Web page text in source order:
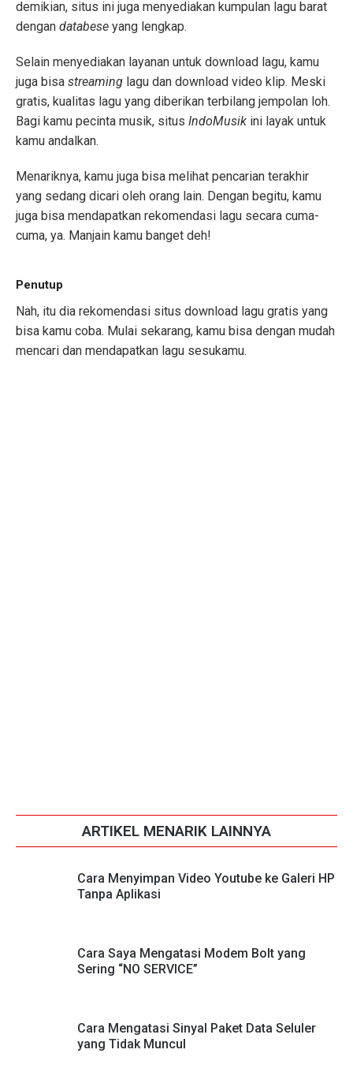
demikian, situs ini juga menyediakan kumpulan lagu barat
dengan databese yang lengkap.
Selain menyediakan layanan untuk download lagu, kamu
juga bisa streaming lagu dan download video klip. Meski
gratis, kualitas lagu yang diberikan terbilang jempolan loh.
Bagi kamu pecinta musik, situs IndoMusik ini layak untuk
kamu andalkan.
Menariknya, kamu juga bisa melihat pencarian terakhir
yang sedang dicari oleh orang lain. Dengan begitu, kamu
juga bisa mendapatkan rekomendasi lagu secara cuma-
cuma, ya. Manjain kamu banget deh!
Penutup
Nah, itu dia rekomendasi situs download lagu gratis yang
bisa kamu coba. Mulai sekarang, kamu bisa dengan mudah
mencari dan mendapatkan lagu sesukamu.
ARTIKEL MENARIK LAINNYA
Cara Menyimpan Video Youtube ke Galeri HP
Tanpa Aplikasi
Cara Saya Mengatasi Modem Bolt yang
Sering “NO SERVICE”
Cara Mengatasi Sinyal Paket Data Seluler
yang Tidak Muncul